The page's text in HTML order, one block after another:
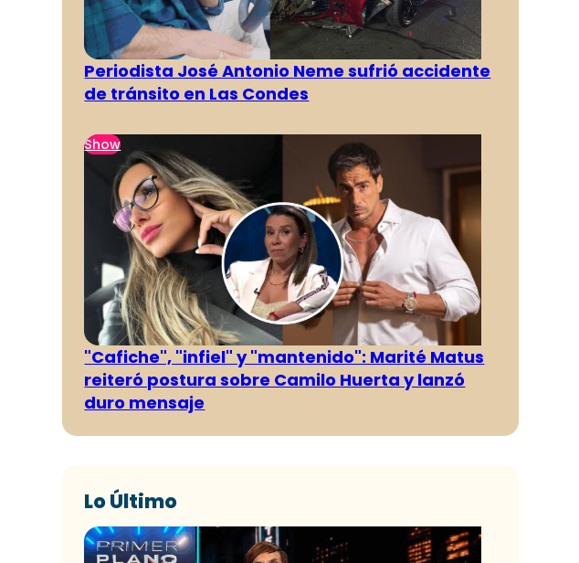
Periodista José Antonio Neme sufrió accidente
de tránsito en Las Condes
Show
"Cafiche", "infiel" y "mantenido": Marité Matus
reiteró postura sobre Camilo Huerta y lanzó
duro mensaje
Lo Último